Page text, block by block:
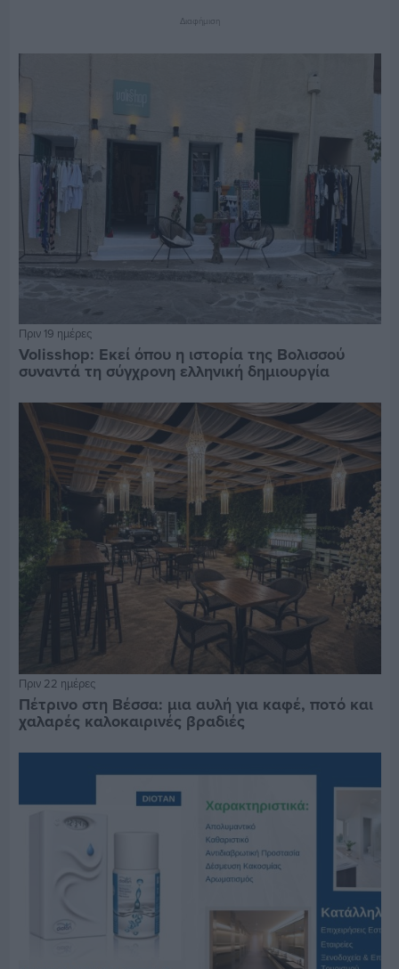
Διαφήμιση
Πριν 19 ημέρες
Volisshop: Εκεί όπου η ιστορία της Βολισσού
συναντά τη σύγχρονη ελληνική δημιουργία
Πριν 22 ημέρες
Πέτρινο στη Βέσσα: μια αυλή για καφέ, ποτό και
χαλαρές καλοκαιρινές βραδιές